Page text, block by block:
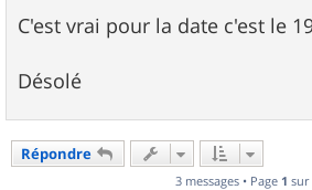
s
s
g
e
C'est vrai pour la date c'est le
Désolé
Répondre
3 messages • Page 1 sur